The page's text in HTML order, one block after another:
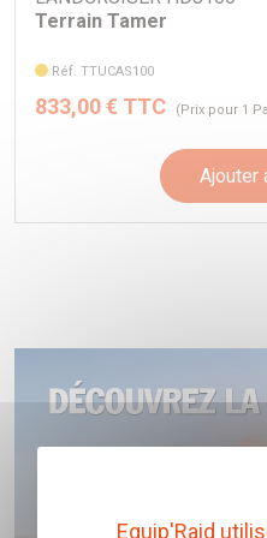
assemblé également
Possibilité de choisir le
Ce kit est composé
des barres de torsion.
Terrain Tamer
Réf. TTUCAS100
833,00 € TTC (Prix pour 1
Ajouter
Equip'Raid